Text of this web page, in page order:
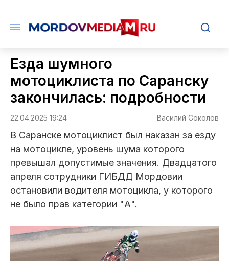
Езда шумного
мотоциклиста по Саранску
закончилась: подробности
22.04.2025 19:24 Василий Соколов
В Саранске мотоциклист был наказан за езду
на мотоцикле, уровень шума которого
превышал допустимые значения. Двадцатого
апреля сотрудники ГИБДД Мордовии
остановили водителя мотоцикла, у которого
не было прав категории "А".